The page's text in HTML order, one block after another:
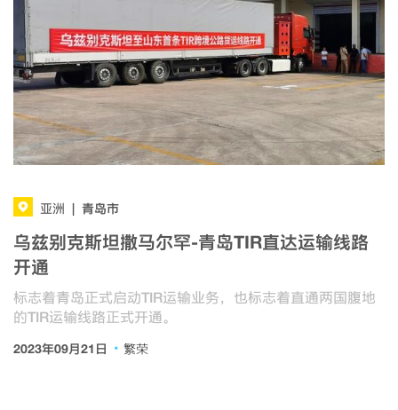
亚洲 青岛市
乌兹别克斯坦撒马尔罕-青岛TIR直达运输线路
开通
标志着青岛正式启动TIR运输业务，也标志着直通两国腹地
的TIR运输线路正式开通。
2023年09月21日 · 繁荣